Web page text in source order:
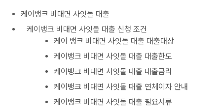
케이뱅크 비대면 사잇돌 대출
케이뱅크 비대면 사잇돌 대출 신청 조건
케이 뱅크 비대면 사잇돌 대출 대출대상
케이뱅크 비대면 사잇돌 대출 대출한도
케이뱅크 비대면 사잇돌 대출 대출금리
케이뱅크 비대면 사잇돌 대출 연체이자 안내
케이뱅크 비대면 사잇돌 대출 필요서류